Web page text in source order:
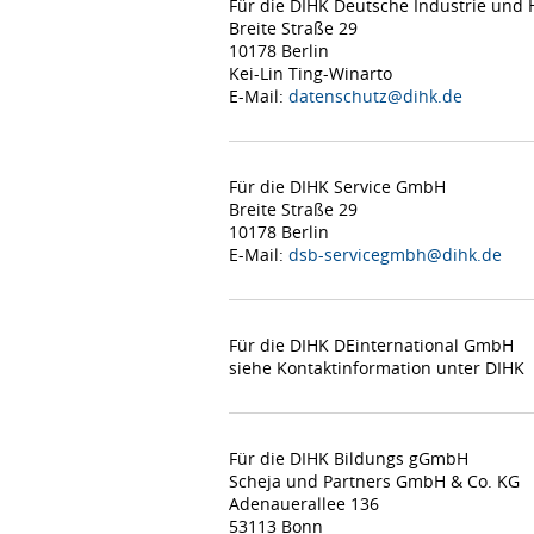
Für die DIHK Deutsche Industrie und
Breite Straße 29
10178 Berlin
Kei-Lin Ting-Winarto
E-Mail: datenschutz@dihk.de
Für die DIHK Service GmbH
Breite Straße 29
10178 Berlin
E-Mail: dsb-servicegmbh@dihk.de
Für die DIHK DEinternational GmbH
siehe Kontaktinformation unter DIHK
Für die DIHK Bildungs gGmbH
Scheja und Partners GmbH & Co. KG
Adenauerallee 136
53113 Bonn